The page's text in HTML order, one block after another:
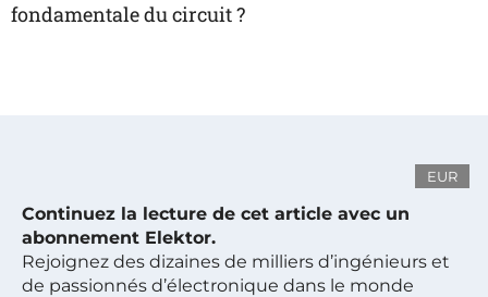
fondamentale du circuit ?
EUR
Continuez la lecture de cet article avec un
abonnement Elektor.
Rejoignez des dizaines de milliers d’ingénieurs et
de passionnés d’électronique dans le monde